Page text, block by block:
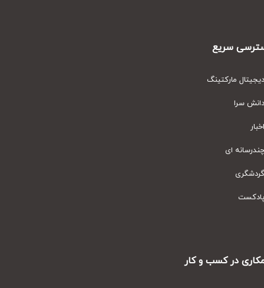
سریع
مارکتینگ
سرا
ای
در کسب و کار